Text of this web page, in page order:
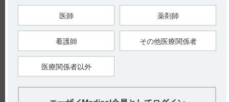
（引用1）
なお、効能又は効果に関連する注意については設定されていま
狭心症、心筋梗塞、その他の虚血性心疾患
【引用】
1）ニトロール錠5mg電子添文 2022年9月改訂（第1版） 4．効
能又は効果
2023年3月
医師 薬剤師
看護師 その他医療関係者
医療関係者以外